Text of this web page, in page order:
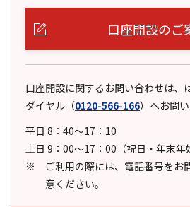
口座開設のご
口座開設に関するお問い合わせは、
ダイヤル （0120-566-166） へお問
平日 8：40～17：10
土日 9：00～17：00（祝日・年末年
ご利用の際には、電話番号をお
意ください。